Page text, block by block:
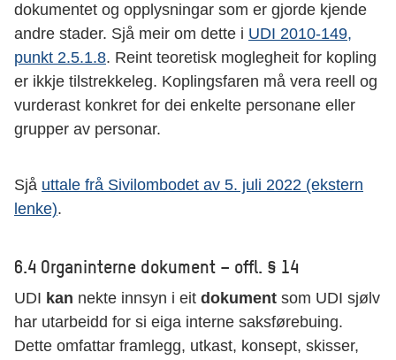
dokumentet og opplysningar som er gjorde kjende
andre stader. Sjå meir om dette i UDI 2010-149,
punkt 2.5.1.8. Reint teoretisk moglegheit for kopling
er ikkje tilstrekkeleg. Koplingsfaren må vera reell og
vurderast konkret for dei enkelte personane eller
grupper av personar.
Sjå uttale frå Sivilombodet av 5. juli 2022 (ekstern
lenke).
6.4 Organinterne dokument – offl. § 14
UDI kan nekte innsyn i eit dokument som UDI sjølv
har utarbeidd for si eiga interne saksførebuing.
Dette omfattar framlegg, utkast, konsept, skisser,